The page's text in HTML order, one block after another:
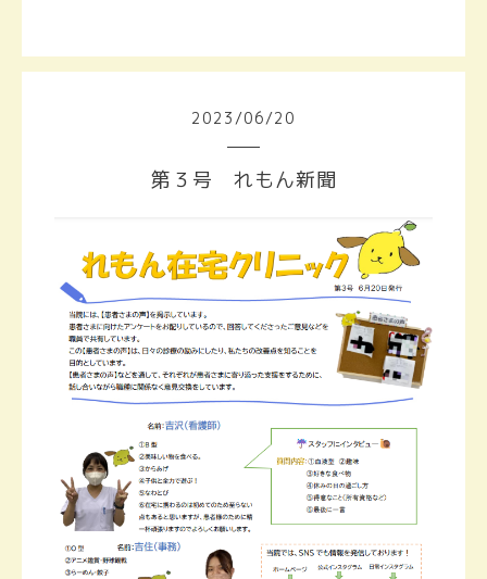
2023 /06/20
第３号 れもん新聞